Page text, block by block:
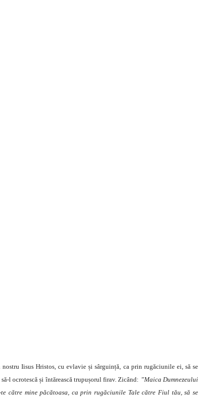
nostru Iisus Hristos, cu evlavie și sârguință, ca prin rugăciunile ei, să se
l ocrotescă și întărească trupușorul firav. Zicând: ”Maica Dumnezeului
către mine păcătoasa, ca prin rugăciunile Tale către Fiul tău, să se